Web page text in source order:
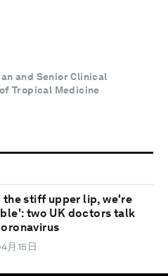
and Senior Clinical
Tropical Medicine
the stiff upper lip, we're
two UK doctors talk
月15日